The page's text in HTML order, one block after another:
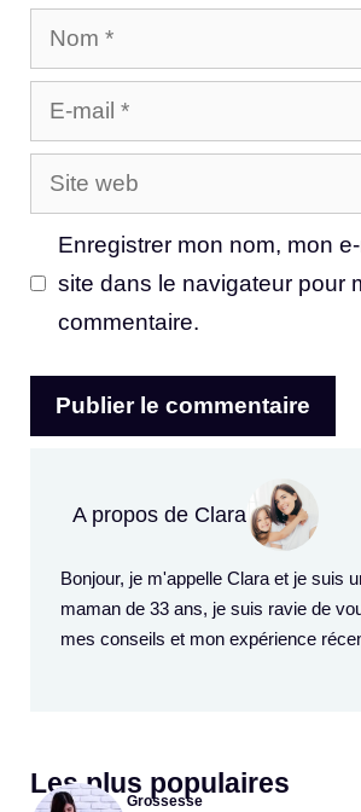
Nom
E-
mail
Site
web
Enregistrer mon nom, mon
site dans le navigateur pour
commentaire.
A propos de Clara
Bonjour, je m'appelle Clara et je suis
maman de 33 ans, je suis ravie de
mes conseils et mon expérience
Les plus populaires
Grossesse